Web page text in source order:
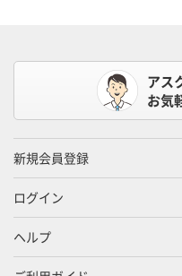
アス
お気
新規会員登録
ログイン
ヘルプ